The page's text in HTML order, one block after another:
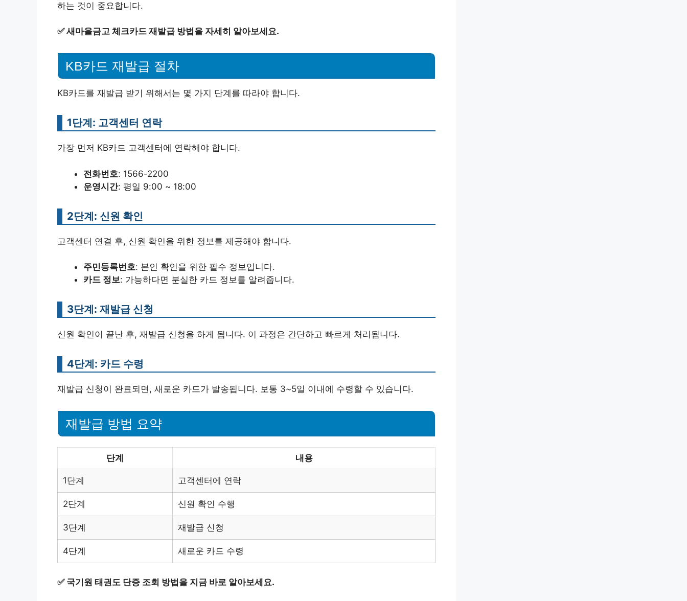
하는 것이 중요합니다.
✅새마을금고 체크카드 재발급 방법을 자세히 알아보세요.
KB카드 재발급 절차
KB카드를 재발급 받기 위해서는 몇 가지 단계를 따라야 합니다.
1단계: 고객센터 연락
가장 먼저 KB카드 고객센터에 연락해야 합니다.
전화번호: 1566-2200
운영시간: 평일 9:00 ~ 18:00
2단계: 신원 확인
고객센터 연결 후, 신원 확인을 위한 정보를 제공해야 합니다.
주민등록번호: 본인 확인을 위한 필수 정보입니다.
카드 정보: 가능하다면 분실한 카드 정보를 알려줍니다.
3단계: 재발급 신청
신원 확인이 끝난 후, 재발급 신청을 하게 됩니다. 이 과정은 간단하고 빠르게 처리됩니다.
4단계: 카드 수령
재발급 신청이 완료되면, 새로운 카드가 발송됩니다. 보통 3~5일 이내에 수령할 수 있습니다.
재발급 방법 요약
단계 내용
1단계 고객센터에 연락
2단계 신원 확인 수행
3단계 재발급 신청
4단계 새로운 카드 수령
✅ 국기원 태권도 단증 조회 방법을 지금 바로 알아보세요.